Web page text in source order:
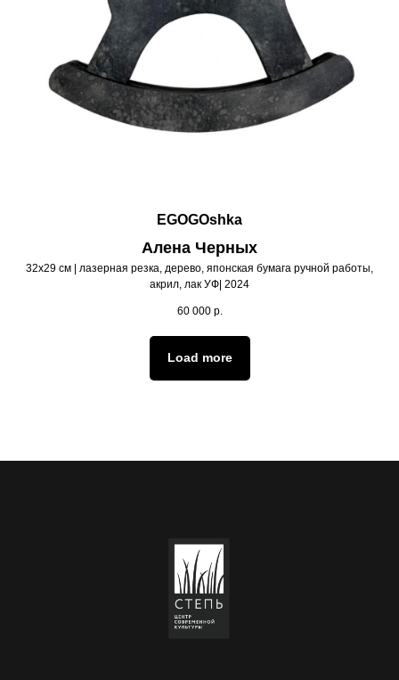
EGOGOshka
Алена Черных
32х29 см | лазерная резка, дерево, японская бумага ручной работы,
акрил, лак УФ| 2024
60 000 р.
Load more